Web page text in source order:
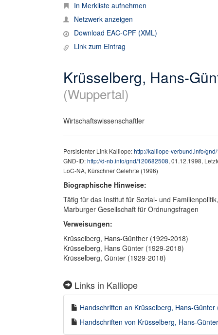
In Merkliste aufnehmen
Netzwerk anzeigen
Download EAC-CPF (XML)
Link zum Eintrag
Krüsselberg, Hans-
(Wuppertal)
Wirtschaftswissenschaftler
Persistenter Link Kalliope:http://kalliope-verbund.info/
GND-ID:http://d-nb.info/gnd/120682508, 01.12.1998,
LoC-NA, Kürschner Gelehrte (1996)
Biographische Hinweise:
Tätig für das Institut für Sozial- und
Marburger Gesellschaft für Ordnungsfragen
Verweisungen:
Krüsselberg, Hans-Günther (1929-2018)
Krüsselberg, Hans Günter (1929-2018)
Krüsselberg, Günter (1929-2018)
Links in Kalliope
Handschriften an Krüsselberg, Hans-
Handschriften von Krüsselberg, Hans-